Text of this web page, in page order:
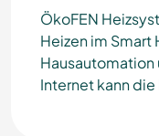
ÖkoFEN
Heizen im Smart
Internet kann